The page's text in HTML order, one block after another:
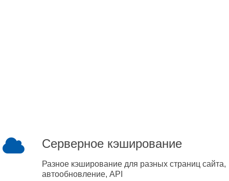
Серверное кэширование
Разное кэширование для разных страниц сайта,
автообновление, API